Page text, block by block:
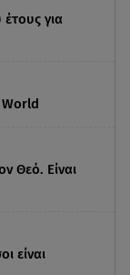
έτους για
World
Θεό. Είναι
είναι